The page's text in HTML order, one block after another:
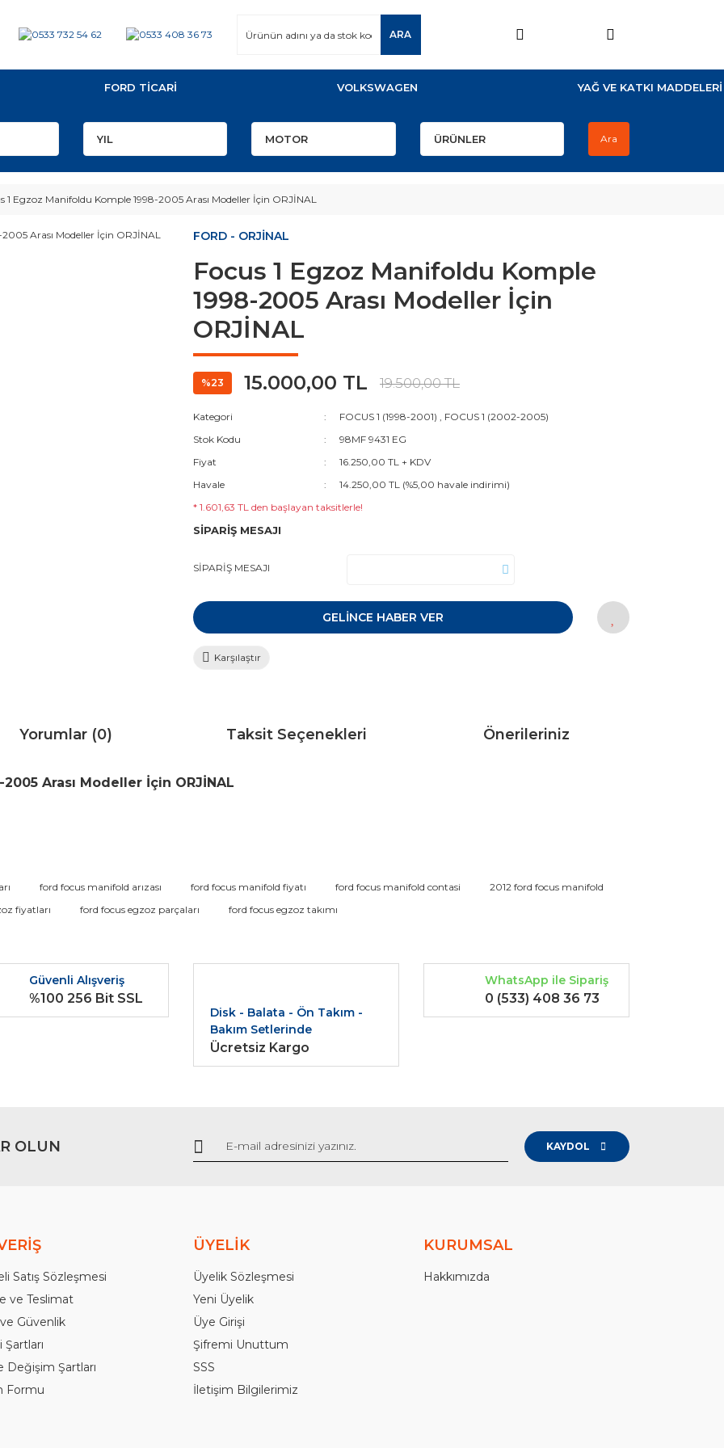
ARA
FORD TİCARİ VOLKSWAGEN YAĞ VE KATKI MADDELERİ
Ara
1 Egzoz Manifoldu Komple 1998-2005 Arası Modeller İçin ORJİNAL
FORD - ORJİNAL
Focus 1 Egzoz Manifoldu Komple
1998-2005 Arası Modeller İçin
ORJİNAL
%23 15.000,00 TL 19.500,00 TL
Kategori FOCUS 1 (1998-2001) , FOCUS 1 (2002-2005)
Stok Kodu
98MF 9431 EG
Fiyat
16.250,00 TL + KDV
Havale
14.250,00 TL (%5,00 havale indirimi)
* 1.601,63 TL den başlayan taksitlerle!
SİPARİŞ MESAJI
SİPARİŞ MESAJI
GELİNCE HABER VER
Karşılaştır
Yorumlar (0) Taksit Seçenekleri Önerileriniz
Arası Modeller İçin ORJİNAL
Bu ürüne ilk yorumu siz yapın!
ve diğer konularda yetersiz gördüğünüz noktaları öneri formunu kullanarak tarafımıza iletebilirsiniz.
Gönder
ford focus manifold arızası ford focus manifold fiyatı ford focus manifold contasi
2012 ford focus manifold
fiyatları ford focus egzoz parçaları ford focus egzoz takımı
Güvenli Alışveriş
%100 256 Bit SSL
Disk - Balata - Ön Takım -
Bakım Setlerinde
Ücretsiz Kargo
WhatsApp ile Sipariş
0 (533) 408 36 73
OLUN KAYDOL
Satış Sözleşmesi
ve Teslimat
Güvenlik
Şartları
Değişim Şartları
Formu
ÜYELİK
Üyelik Sözleşmesi
Yeni Üyelik
Üye Girişi
Şifremi Unuttum
SSS
İletişim Bilgilerimiz
KURUMSAL
Hakkımızda